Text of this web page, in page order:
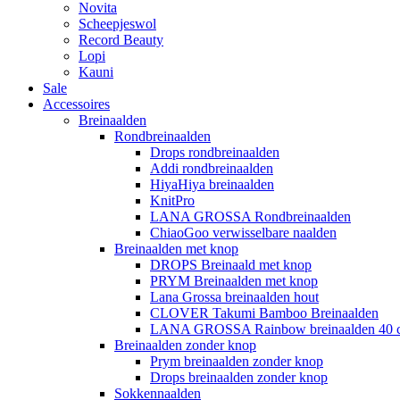
Novita
Scheepjeswol
Record Beauty
Lopi
Kauni
Sale
Accessoires
Breinaalden
Rondbreinaalden
Drops rondbreinaalden
Addi rondbreinaalden
HiyaHiya breinaalden
KnitPro
LANA GROSSA Rondbreinaalden
ChiaoGoo verwisselbare naalden
Breinaalden met knop
DROPS Breinaald met knop
PRYM Breinaalden met knop
Lana Grossa breinaalden hout
CLOVER Takumi Bamboo Breinaalden
LANA GROSSA Rainbow breinaalden 40
Breinaalden zonder knop
Prym breinaalden zonder knop
Drops breinaalden zonder knop
Sokkennaalden